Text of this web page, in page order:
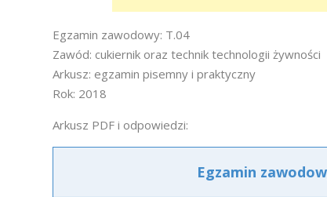
Egzamin zawodowy: T.04
Zawód: cukiernik oraz technik technologii żywności
Arkusz: egzamin pisemny i praktyczny
Rok: 2018
Arkusz PDF i odpowiedzi:
Egzamin